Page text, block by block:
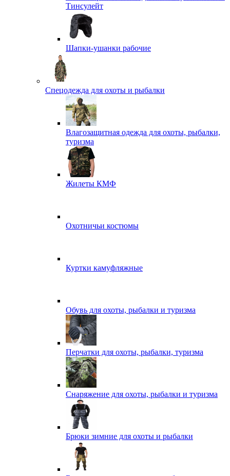
Тинсулейт
Шапки-ушанки рабочие
Спецодежда для охоты и рыбалки
Влагозащитная одежда для охоты, рыбалки,
туризма
Жилеты КМФ
Охотничьи костюмы
Куртки камуфляжные
Обувь для охоты, рыбалки и туризма
Перчатки для охоты, рыбалки, туризма
Снаряжение для охоты, рыбалки и туризма
Брюки зимние для охоты и рыбалки